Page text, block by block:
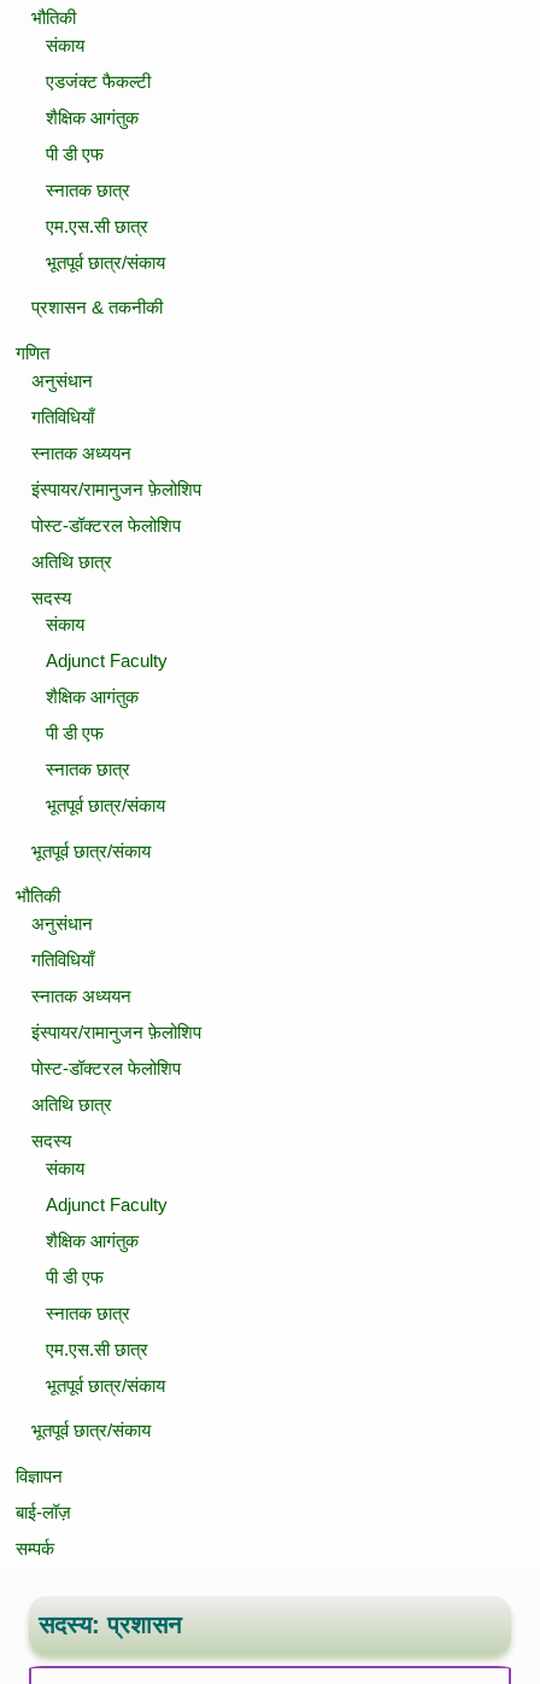
भौतिकी
संकाय
एडजंक्ट फैकल्टी
शैक्षिक आगंतुक
पी डी एफ
स्नातक छात्र
एम.एस.सी छात्र
भूतपूर्व छात्र/संकाय
प्रशासन & तकनीकी
गणित
अनुसंधान
गतिविधियाँ
स्‍नातक अध्‍ययन
इंस्पायर/रामानुजन फ़ेलोशिप
पोस्ट-डॉक्टरल फेलोशिप
अतिथि छात्र
सदस्‍य
संकाय
Adjunct Faculty
शैक्षिक आगंतुक
पी डी एफ
स्नातक छात्र
भूतपूर्व छात्र/संकाय
भूतपूर्व छात्र/संकाय
भौतिकी
अनुसंधान
गतिविधियाँ
स्‍नातक अध्‍ययन
इंस्पायर/रामानुजन फ़ेलोशिप
पोस्ट-डॉक्टरल फेलोशिप
अतिथि छात्र
सदस्‍य
संकाय
Adjunct Faculty
शैक्षिक आगंतुक
पी डी एफ
स्नातक छात्र
एम.एस.सी छात्र
भूतपूर्व छात्र/संकाय
भूतपूर्व छात्र/संकाय
विज्ञापन
बाई-लॉज़
सम्‍पर्क
सदस्य: प्रशासन